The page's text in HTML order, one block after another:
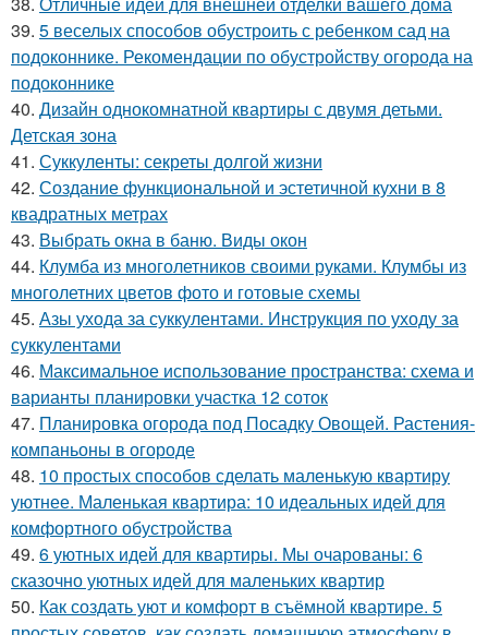
39. 5 веселых способов обустроить с ребенком сад на
подоконнике. Рекомендации по обустройству огорода на
подоконнике
40. Дизайн однокомнатной квартиры с двумя детьми.
Детская зона
41. Суккуленты: секреты долгой жизни
42. Создание функциональной и эстетичной кухни в 8
квадратных метрах
43. Выбрать окна в баню. Виды окон
44. Клумба из многолетников своими руками. Клумбы из
многолетних цветов фото и готовые схемы
45. Азы ухода за суккулентами. Инструкция по уходу за
суккулентами
46. Максимальное использование пространства: схема и
варианты планировки участка 12 соток
47. Планировка огорода под Посадку Овощей. Растения-
компаньоны в огороде
48. 10 простых способов сделать маленькую квартиру
уютнее. Маленькая квартира: 10 идеальных идей для
комфортного обустройства
49. 6 уютных идей для квартиры. Мы очарованы: 6
сказочно уютных идей для маленьких квартир
50. Как создать уют и комфорт в съёмной квартире. 5